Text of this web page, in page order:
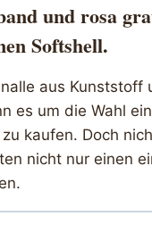
und rosa
Softshell.
aus
es um die Wahl
kaufen. Doch
nicht nur einen